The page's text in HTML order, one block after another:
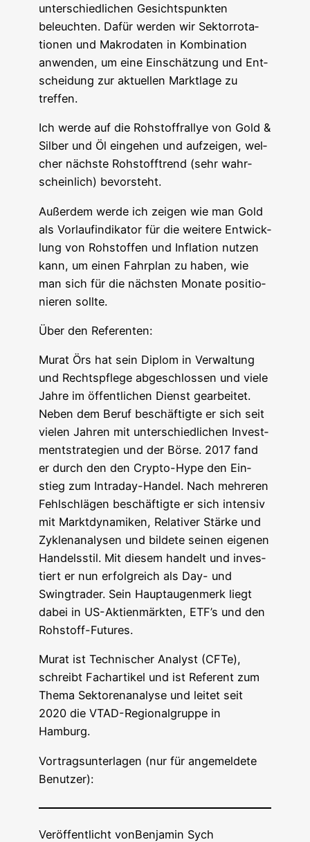
unter­schied­li­chen Gesichts­punk­ten
beleuch­ten. Dafür wer­den wir Sek­tor­ro­ta­
tio­nen und Makro­da­ten in Kom­bi­na­ti­on
anwen­den, um eine Ein­schät­zung und Ent­
schei­dung zur aktu­el­len Markt­la­ge zu
treffen.
Ich wer­de auf die Roh­stoff­ral­lye von Gold &
Sil­ber und Öl ein­ge­hen und auf­zei­gen, wel­
cher nächs­te Roh­stoff­trend (sehr wahr­
schein­lich) bevorsteht.
Außer­dem wer­de ich zei­gen wie man Gold
als Vor­lauf­in­di­ka­tor für die wei­te­re Ent­wick­
lung von Roh­stof­fen und Infla­ti­on nut­zen
kann, um einen Fahr­plan zu haben, wie
man sich für die nächs­ten Mona­te posi­tio­
nie­ren sollte.
Über den Referenten:
Murat Örs hat sein Diplom in Ver­wal­tung
und Rechts­pfle­ge abge­schlos­sen und vie­le
Jah­re im öffent­li­chen Dienst gear­bei­tet.
Neben dem Beruf beschäf­tig­te er sich seit
vie­len Jah­ren mit unter­schied­li­chen Invest­
ment­stra­te­gien und der Bör­se. 2017 fand
er durch den den Cryp­to-Hype den Ein­
stieg zum Intra­day-Han­del. Nach meh­re­ren
Fehl­schlä­gen beschäf­tig­te er sich inten­siv
mit Markt­dy­na­mi­ken, Rela­ti­ver Stär­ke und
Zyklen­ana­ly­sen und bil­de­te sei­nen eige­nen
Han­dels­stil. Mit die­sem han­delt und inves­
tiert er nun erfolg­reich als Day- und
Swing­trader. Sein Haupt­au­gen­merk liegt
dabei in US-Akti­en­märk­ten, ETF’s und den
Rohstoff-Futures.
Murat ist Tech­ni­scher Ana­lyst (CFTe),
schreibt Fach­ar­ti­kel und ist Refe­rent zum
The­ma Sek­to­ren­ana­ly­se und lei­tet seit
2020 die VTAD-Regio­nal­grup­pe in
Hamburg.
Vor­trags­un­ter­la­gen (nur für ange­mel­de­te
Benutzer):
Veröffentlicht vonBenjamin Sych